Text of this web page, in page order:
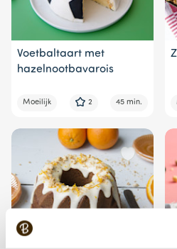
Voetbaltaart met
hazelnootbavarois
Moeilijk 2 45 min.